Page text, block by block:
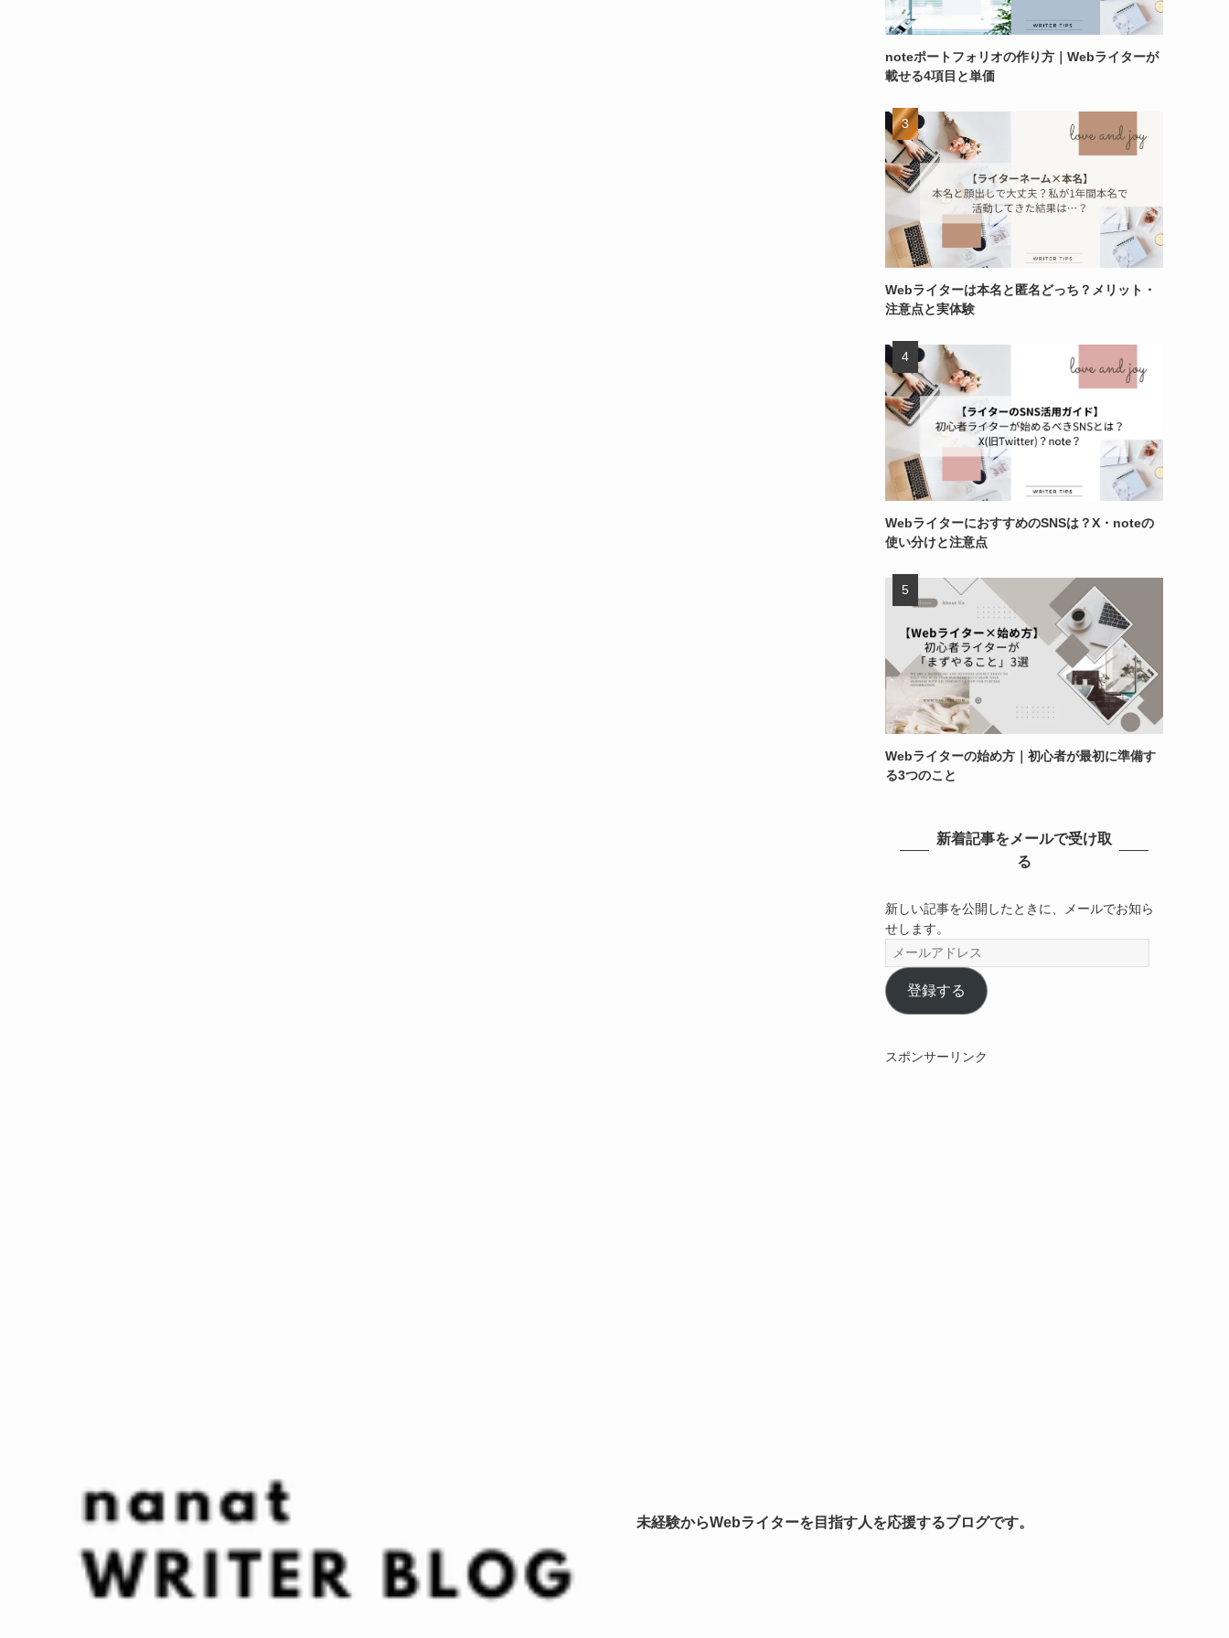
noteポートフォリオの作り方｜Webライターが
載せる4項目と単価
Webライターは本名と匿名どっち？メリット・
注意点と実体験
WebライターにおすすめのSNSは？X・noteの
使い分けと注意点
Webライターの始め方｜初心者が最初に準備す
る3つのこと
新着記事をメールで受け取
る
新しい記事を公開したときに、メールでお知ら
せします。
ー
ル
ア
登録する
スポンサーリンク
未経験からWebライターを目指す人を応援するブログです。